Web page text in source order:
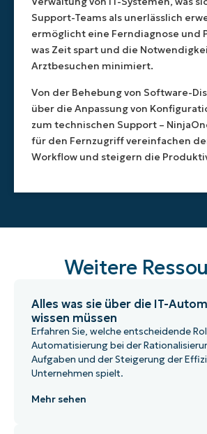
Support-Teams als unerlässlich
ermöglicht eine Ferndiagnose und
was Zeit spart und die
Arztbesuchen minimiert.
Von der Behebung von Software-
über die Anpassung von
zum technischen Support –
für den Fernzugriff vereinfachen
Workflow und steigern die
Weitere
Alles was sie über die IT-
wissen müssen
Erfahren Sie, welche entscheidende
Automatisierung bei der
Aufgaben und der Steigerung der
Unternehmen spielt.
Mehr sehen